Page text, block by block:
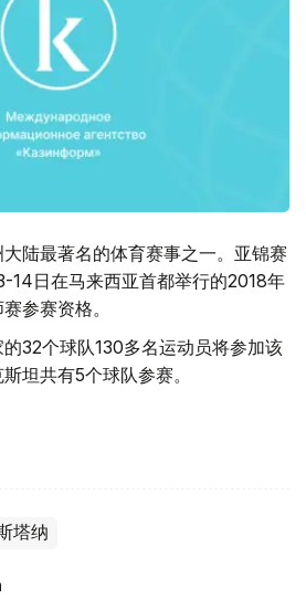
陆最著名的体育赛事之一。亚锦赛
14日在马来西亚首都举行的2018年
参赛资格。
32个球队130多名运动员将参加该
坦共有5个球队参赛。
塔纳